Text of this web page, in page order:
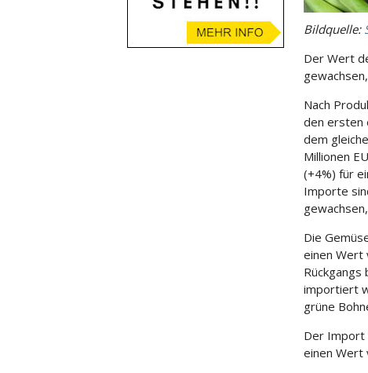
Bildquelle:
Der Wert
Nach
den ersten
dem
Millionen
(+4%) für
Importe
Die
einen Wert
Rückgangs
importiert
grüne
Der Import
einen Wert